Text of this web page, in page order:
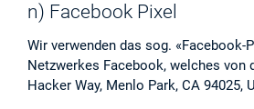
n) Facebook Pixel
Wir verwenden das sog. «Facebook-
Netzwerkes Facebook, welches von
Hacker Way, Menlo Park, CA 94025,